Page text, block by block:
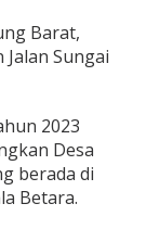
Barat,
Sungai
2023
Desa
berada di
Betara.